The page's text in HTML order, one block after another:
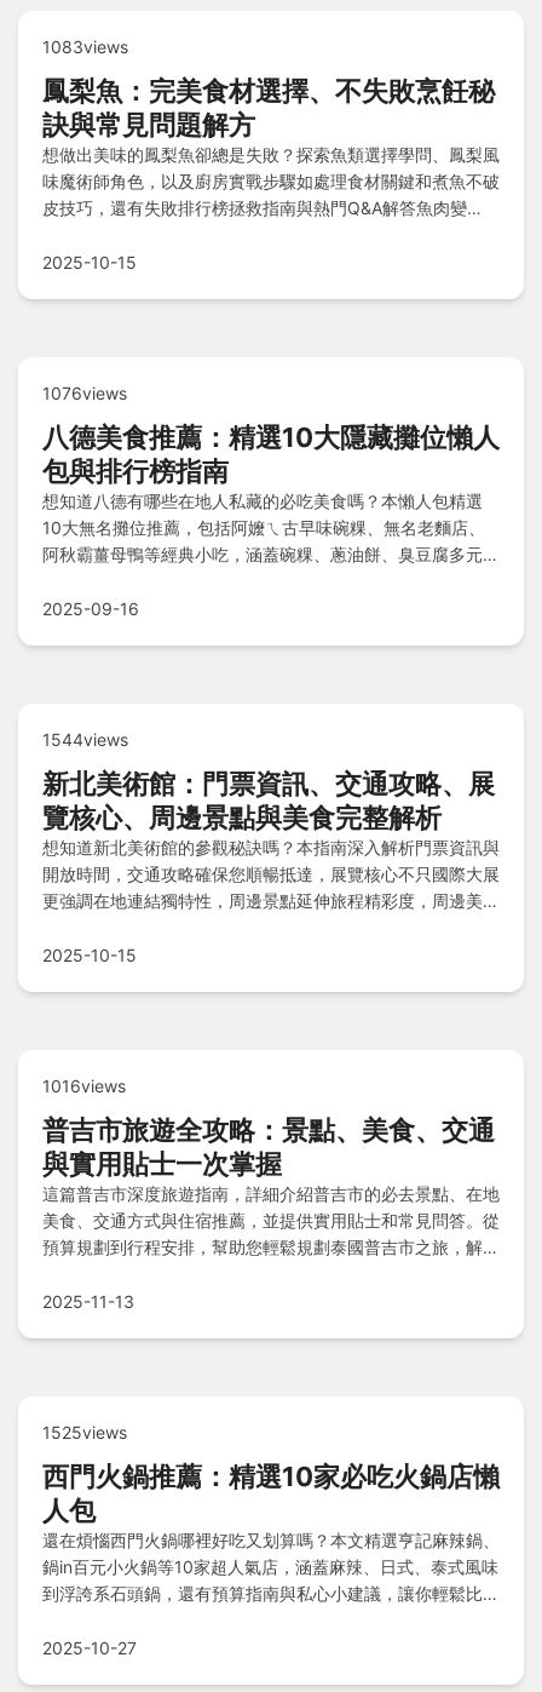
1083views
鳳梨魚：完美食材選擇、不失敗烹飪秘
訣與常見問題解方
想做出美味的鳳梨魚卻總是失敗？探索魚類選擇學問、鳳梨風
味魔術師角色，以及廚房實戰步驟如處理食材關鍵和煮魚不破
皮技巧，還有失敗排行榜拯救指南與熱門Q&A解答魚肉變
2025-10-15
1076views
八德美食推薦：精選10大隱藏攤位懶人
包與排行榜指南
想知道八德有哪些在地人私藏的必吃美食嗎？本懶人包精選
10大無名攤位推薦，包括阿嬤ㄟ古早味碗粿、無名老麵店、
阿秋霸薑母鴨等經典小吃，涵蓋碗粿、蔥油餅、臭豆腐多元風
輕鬆規劃美食之旅，發掘最道地的八德好味道！
2025-09-16
1544views
新北美術館：門票資訊、交通攻略、展
覽核心、周邊景點與美食完整解析
想知道新北美術館的參觀秘訣嗎？本指南深入解析門票資訊與
開放時間，交通攻略確保您順暢抵達，展覽核心不只國際大展
更強調在地連結獨特性，周邊景點延伸旅程精彩度，周邊美食
答，一次解決所有疑問！
2025-10-15
1016views
普吉市旅遊全攻略：景點、美食、交通
與實用貼士一次掌握
這篇普吉市深度旅遊指南，詳細介紹普吉市的必去景點、在地
美食、交通方式與住宿推薦，並提供實用貼士和常見問答。從
預算規劃到行程安排，幫助您輕鬆規劃泰國普吉市之旅，解決
2025-11-13
1525views
西門火鍋推薦：精選10家必吃火鍋店懶
人包
還在煩惱西門火鍋哪裡好吃又划算嗎？本文精選亨記麻辣鍋、
鍋in百元小火鍋等10家超人氣店，涵蓋麻辣、日式、泰式風味
到浮誇系石頭鍋，還有預算指南與私心小建議，讓你輕鬆比較
2025-10-27